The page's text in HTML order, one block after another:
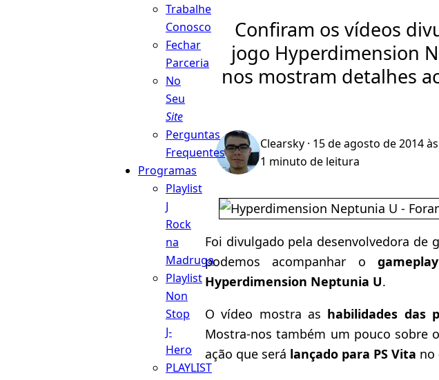
Trabalhe
Conosco
Fechar
Parceria
No
Seu
Site
Perguntas
Frequentes
Programas
Playlist
J
Rock
na
Madruga
Playlist
Non
Stop
J-
Hero
PLAYLIST
Confiram os vídeos
jogo Hyperdimension
nos mostram detalhes
Clearsky · 15 de agosto de 2014
1 minuto de leitura
Foi divulgado pela desenvolvedora de
podemos acompanhar o
Hyperdimension Neptunia U.
O vídeo mostra as habilidades das
Mostra-nos também um pouco sobre
ação que será lançado para PS Vita no